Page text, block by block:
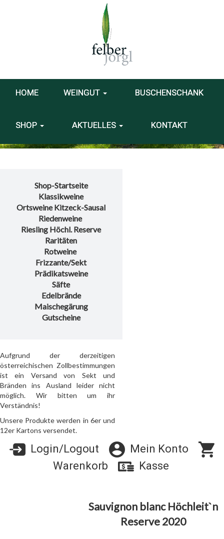
HOME WEINGUT BUSCHENSCHANK
SHOP AKTUELLES KONTAKT
Shop-Startseite
Klassikweine
Ortsweine Kitzeck-Sausal
Riedenweine
Riesling Höchl. Reserve
Raritäten
Rotweine
Frizzante/Sekt
Prädikatsweine
Säfte
Edelbrände
Maischegärung
Gutscheine
Aufgrund der derzeitigen
österreichischen Zollbestimmungen
ist ein Versand von Sekt und
Bränden ins Ausland leider nicht
möglich. Wir bitten um ihr
Verständnis!
Unsere Produkte werden in 6er und
12er Kartons versendet.
Login/Logout
Mein Konto
Warenkorb
Kasse
Sauvignon blanc Höchleit`n
Reserve 2020